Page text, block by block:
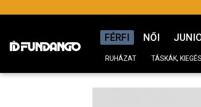
FÉRFI NŐI
RUHÁZAT TÁSKÁK,